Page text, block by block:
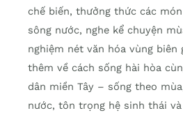
chế biến, thưởng thức các
sông nước, nghe kể chuyện
nghiệm nét văn hóa vùng biên
thêm về cách sống hài hòa
dân miền Tây – sống theo
nước, tôn trọng hệ sinh thái